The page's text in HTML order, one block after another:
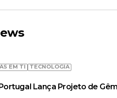
EM TI TECNOLOGIA
Lança Projeto de